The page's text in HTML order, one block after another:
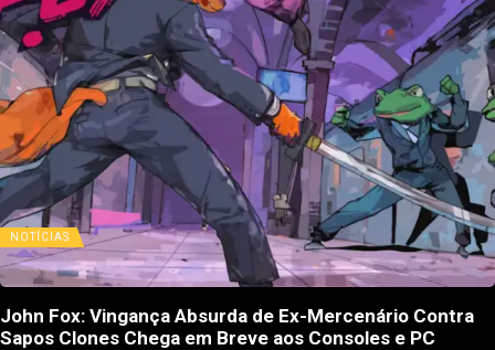
NOTÍCIAS
John Fox: Vingança Absurda de Ex-Mercenário Contra
Sapos Clones Chega em Breve aos Consoles e PC